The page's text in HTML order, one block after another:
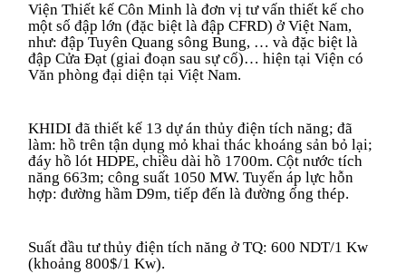
Viện Thiết kế Côn Minh là đơn vị tư vấn thiết kế cho
một số đập lớn (đặc biệt là đập CFRD) ở Việt Nam,
như: đập Tuyên Quang sông Bung, … và đặc biệt là
đập Cửa Đạt (giai đoạn sau sự cố)… hiện tại Viện có
Văn phòng đại diện tại Việt Nam.
KHIDI đã thiết kế 13 dự án thủy điện tích năng; đã
làm: hồ trên tận dụng mỏ khai thác khoáng sản bỏ lại;
đáy hồ lót HDPE, chiều dài hồ 1700m. Cột nước tích
năng 663m; công suất 1050 MW. Tuyến áp lực hỗn
hợp: đường hầm D9m, tiếp đến là đường ống thép.
Suất đầu tư thủy điện tích năng ở TQ: 600 NDT/1 Kw
(khoảng 800$/1 Kw).